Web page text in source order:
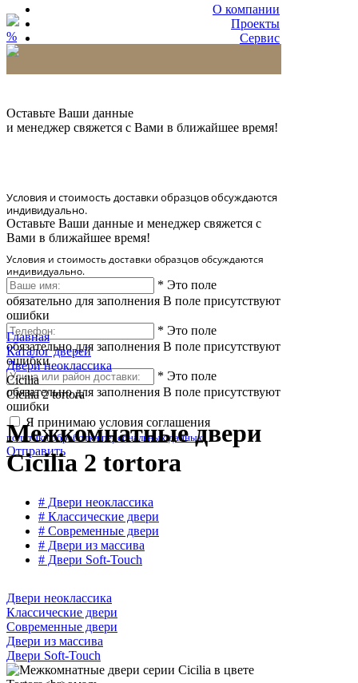
О компании
Проекты
Сервис
%
Оставьте Ваши данные
и менеджер свяжется с Вами в ближайшее время!
Условия и стоимость доставки образцов обсуждаются
индивидуально.
Оставьте Ваши данные и менеджер свяжется с
Вами в ближайшее время!
Условия и стоимость доставки образцов обсуждаются
индивидуально.
* Это поле
обязательно для заполнения В поле присутствуют
ошибки
* Это поле
обязательно для заполнения В поле присутствуют
ошибки
* Это поле
обязательно для заполнения В поле присутствуют
ошибки
Я принимаю условия соглашения
политики обработки персональных данных
Отправить
Главная
Каталог дверей
Двери неоклассика
Cicilia
Cicilia 2 tortora
Межкомнатные двери
Cicilia 2 tortora
# Двери неоклассика
# Классические двери
# Современные двери
# Двери из массива
# Двери Soft-Touch
Двери неоклассика
Классические двери
Современные двери
Двери из массива
Двери Soft-Touch